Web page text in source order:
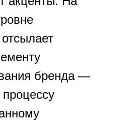
бренда —